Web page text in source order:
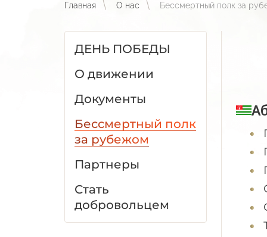
Главная О нас Бессмертный полк за
ДЕНЬ ПОБЕДЫ
О движении
Документы
Бессмертный полк
за рубежом
Партнеры
Стать
добровольцем